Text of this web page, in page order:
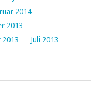
2014
2013
2013
Juli 2013